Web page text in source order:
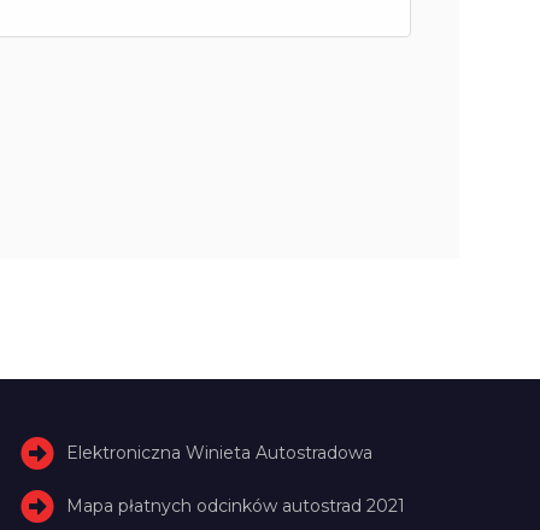
Elektroniczna Winieta Autostradowa
Mapa płatnych odcinków autostrad 2021